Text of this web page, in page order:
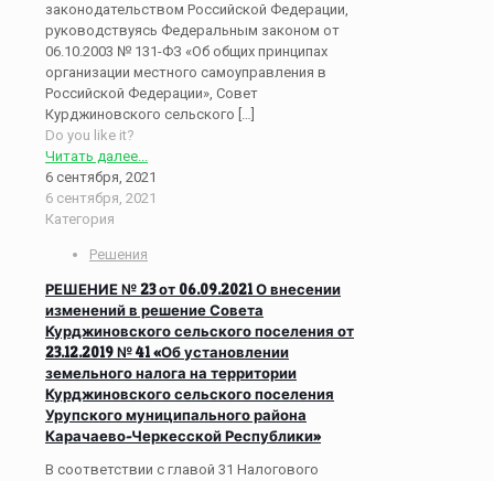
законодательством Российской Федерации,
руководствуясь Федеральным законом от
06.10.2003 № 131-ФЗ «Об общих принципах
организации местного самоуправления в
Российской Федерации», Совет
Курджиновского сельского […]
Do you like it?
Читать далее...
6 сентября, 2021
6 сентября, 2021
Категория
Решения
РЕШЕНИЕ № 23 от 06.09.2021 О внесении
изменений в решение Совета
Курджиновского сельского поселения от
23.12.2019 № 41 «Об установлении
земельного налога на территории
Курджиновского сельского поселения
Урупского муниципального района
Карачаево-Черкесской Республики»
В соответствии с главой 31 Налогового